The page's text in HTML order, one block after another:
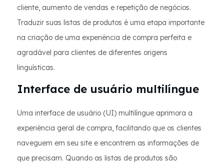
cliente, aumento de vendas e repetição de negócios.
Traduzir suas listas de produtos é uma etapa importante
na criação de uma experiência de compra perfeita e
agradável para clientes de diferentes origens
linguísticas.
Interface de usuário multilíngue
Uma interface de usuário (UI) multilíngue aprimora a
experiência geral de compra, facilitando que os clientes
naveguem em seu site e encontrem as informações de
que precisam. Quando as listas de produtos são